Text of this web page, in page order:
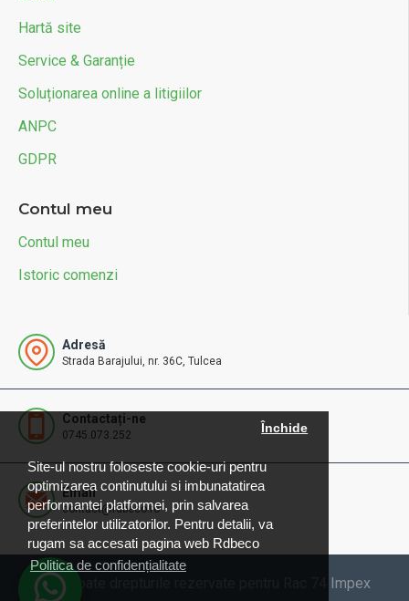
Site-ul nostru foloseste cookie-uri pentru
optimizarea continutului si imbunatatirea
performantei platformei, prin salvarea
preferintelor utilizatorilor. Pentru detalii, va
rugam sa accesati pagina web Rdbeco
Politica de confidențialitate
Închide
Hartă site
Service & Garanție
Soluționarea online a litigiilor
ANPC
GDPR
Contul meu
Contul meu
Istoric comenzi
Adresă
Strada Barajului, nr. 36C, Tulcea
Contactați-ne
0745.073.252
Email
contact@rdbeco.ro
© 2025 Toate drepturile rezervate pentru Rac 74 Impex